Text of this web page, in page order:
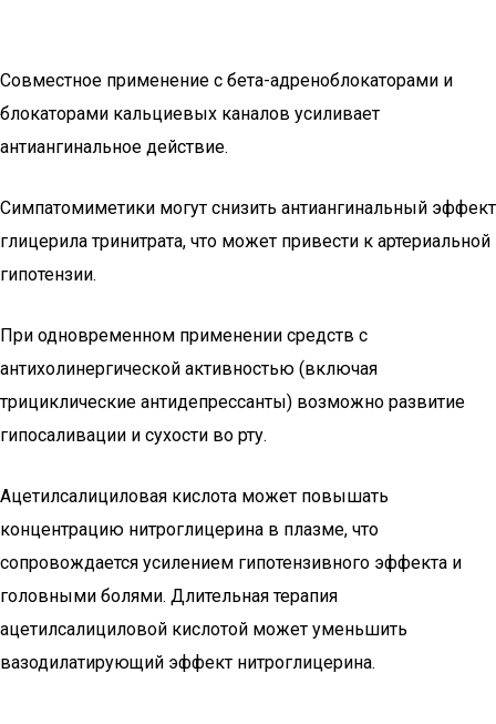
Совместное применение с бета-адреноблокаторами и
блокаторами кальциевых каналов усиливает
антиангинальное действие.
Симпатомиметики могут снизить антиангинальный эффект
глицерила тринитрата, что может привести к артериальной
гипотензии.
При одновременном применении средств с
антихолинергической активностью (включая
трициклические антидепрессанты) возможно развитие
гипосаливации и сухости во рту.
Ацетилсалициловая кислота может повышать
концентрацию нитроглицерина в плазме, что
сопровождается усилением гипотензивного эффекта и
головными болями. Длительная терапия
ацетилсалициловой кислотой может уменьшить
вазодилатирующий эффект нитроглицерина.